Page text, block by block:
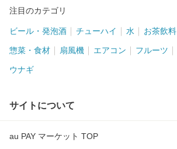
注目のカテゴリ
ビール・発泡酒 チューハイ 水 お茶飲料
惣菜・食材 扇風機 エアコン フルーツ
ウナギ
サイトについて
au PAY マーケット TOP